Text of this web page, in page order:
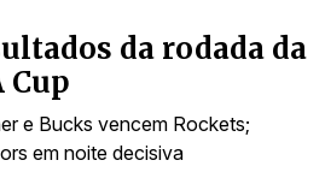
da rodada da
Cup
e Bucks vencem Rockets;
em noite decisiva